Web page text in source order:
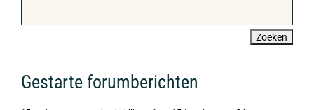
Gestarte forumberichten